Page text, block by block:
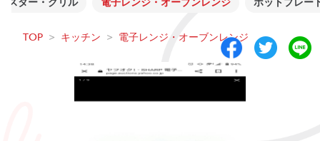
TOP > キッチン > 電子レンジ・オーブンレンジ